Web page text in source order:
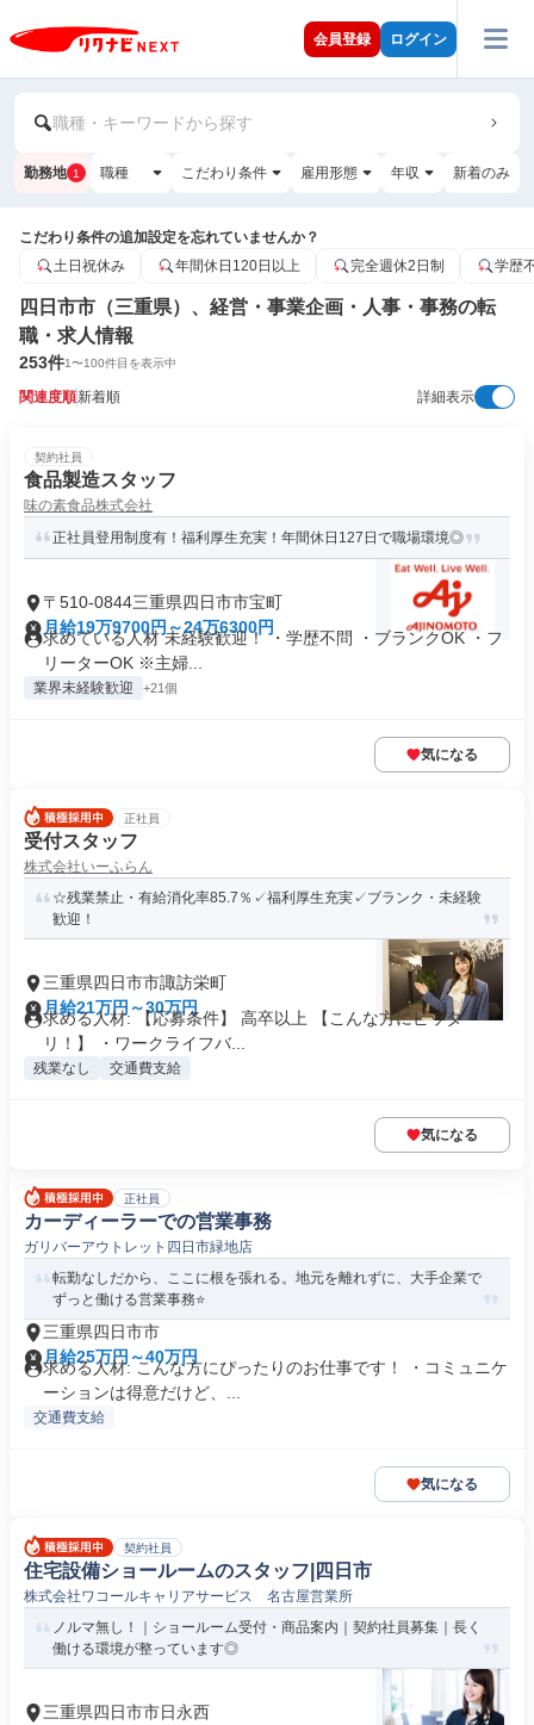
会員登録 ログイン
職種・キーワードから探す
勤務地 1 職種 こだわり条件 雇用形態 年収 新着のみ
こだわり条件の追加設定を忘れていませんか？
土日祝休み
年間休日120日以上 完全週休2日制 学歴
四日市市（三重県）、経営・事業企画・人事・事務の転
職・求人情報
253件1〜100件目を表示中
関連度順新着順 詳細表示
契約社員
食品製造スタッフ
味の素食品株式会社
正社員登用制度有！福利厚生充実！年間休日127日で職場環境◎
〒510-0844三重県四日市市宝町
月給19万9700円～24万6300円
求めている人材 未経験歓迎！ ・学歴不問 ・ブランクOK ・フ
リーターOK ※主婦...
業界未経験歓迎 +21個
気になる
正社員
受付スタッフ
株式会社いーふらん
☆残業禁止・有給消化率85.7％✓福利厚生充実✓ブランク・未経験
歓迎！
三重県四日市市諏訪栄町
月給21万円～30万円
求める人材: 【応募条件】 高卒以上 【こんな方にピッタ
リ！】 ・ワークライフバ...
残業なし 交通費支給
気になる
正社員
カーディーラーでの営業事務
ガリバーアウトレット四日市緑地店
転勤なしだから、ここに根を張れる。地元を離れずに、大手企業で
ずっと働ける営業事務⭐
三重県四日市市
月給25万円～40万円
求める人材: こんな方にぴったりのお仕事です！ ・コミュニケ
ーションは得意だけど、...
交通費支給
気になる
契約社員
住宅設備ショールームのスタッフ|四日市
株式会社ワコールキャリアサービス 名古屋営業所
ノルマ無し！｜ショールーム受付・商品案内｜契約社員募集｜長く
働ける環境が整っています◎
三重県四日市市日永西